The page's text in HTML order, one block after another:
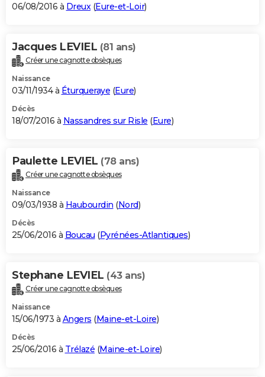
06/08/2016 à Dreux(Eure-et-Loir)
Jacques LEVIEL (81 ans)
Créer une cagnotte obsèques
Naissance
03/11/1934 à Éturqueraye (Eure)
Décès
18/07/2016 à Nassandres sur Risle (Eure)
Paulette LEVIEL (78 ans)
Créer une cagnotte obsèques
Naissance
09/03/1938 à Haubourdin (Nord)
Décès
25/06/2016 à Boucau (Pyrénées-Atlantiques)
Stephane LEVIEL (43 ans)
Créer une cagnotte obsèques
Naissance
15/06/1973 à Angers (Maine-et-Loire)
Décès
25/06/2016 à Trélazé (Maine-et-Loire)